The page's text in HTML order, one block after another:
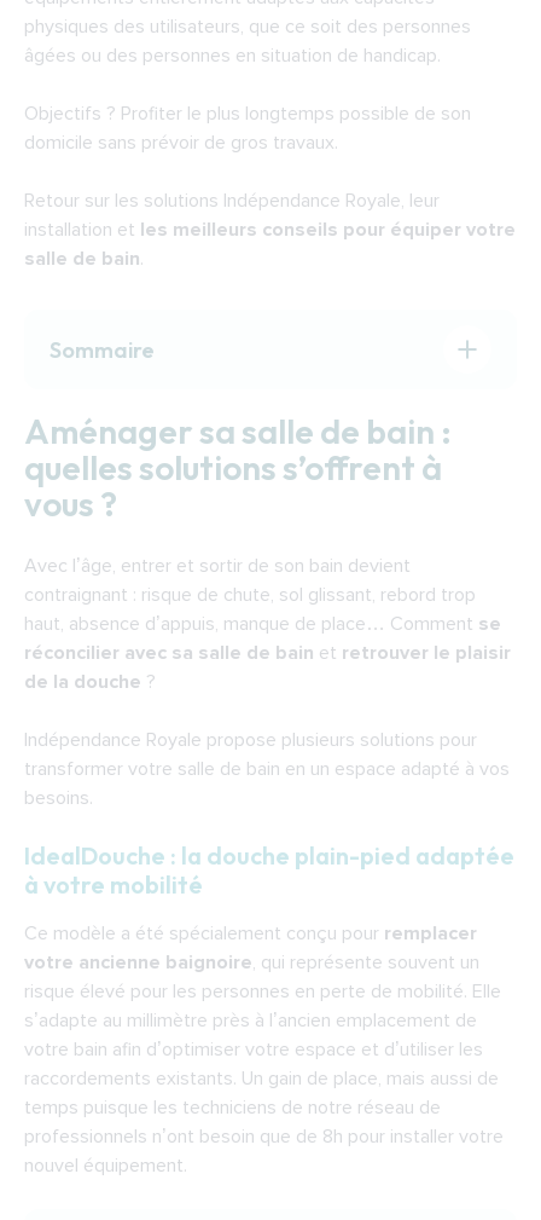
physiques des utilisateurs, que ce soit des personnes
âgées ou des personnes en situation de handicap.
Objectifs ? Profiter le plus longtemps possible de son
domicile sans prévoir de gros travaux.
Retour sur les solutions Indépendance Royale, leur
installation et les meilleurs conseils pour équiper votre
salle de bain.
Sommaire
s’offrent à vous ?
IdealDouche : la douche plain-pied adaptée
à votre mobilité
esthétique que sécurisée
Installation d’une douche plain-pied : les
principales étapes
Douche sécurisée pour senior : conseils sur le
Aménager sa salle de bain :
quelles solutions s’offrent à
vous ?
Avec l’âge, entrer et sortir de son bain devient
contraignant : risque de chute, sol glissant, rebord trop
haut, absence d’appuis, manque de place… Comment se
réconcilier avec sa salle de bain et retrouver le plaisir
de la douche ?
Indépendance Royale propose plusieurs solutions pour
transformer votre salle de bain en un espace adapté à vos
besoins.
IdealDouche : la douche plain-pied adaptée
à votre mobilité
Ce modèle a été spécialement conçu pour remplacer
votre ancienne baignoire, qui représente souvent un
risque élevé pour les personnes en perte de mobilité. Elle
s’adapte au millimètre près à l’ancien emplacement de
votre bain afin d’optimiser votre espace et d’utiliser les
raccordements existants. Un gain de place, mais aussi de
temps puisque les techniciens de notre réseau de
professionnels n’ont besoin que de 8h pour installer votre
nouvel équipement.